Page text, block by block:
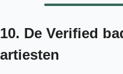
10. De Verified
artiesten